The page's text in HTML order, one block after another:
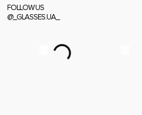
FOLLOW US
@_GLASSES.UA_